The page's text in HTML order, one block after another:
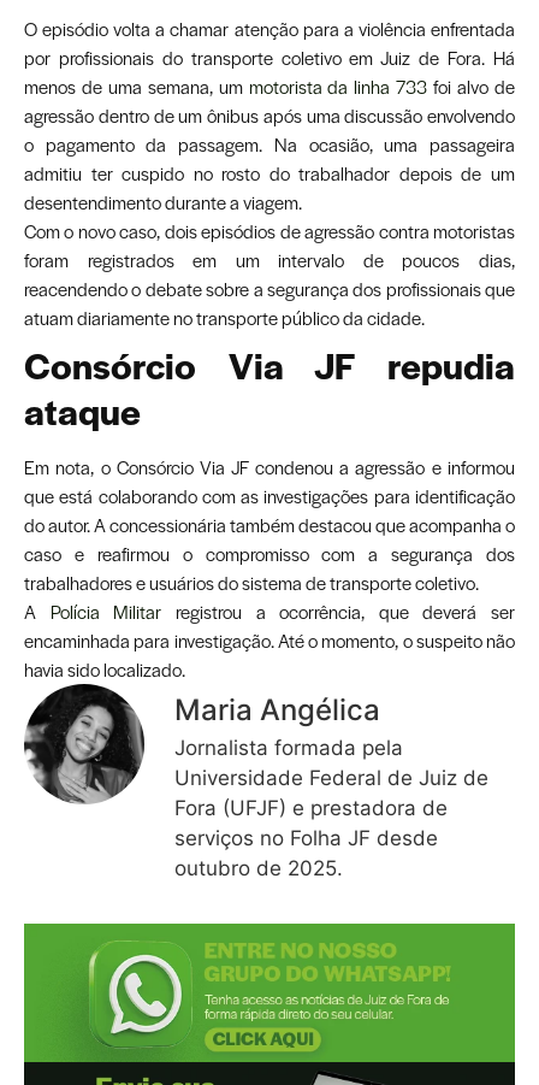
O episódio volta a chamar atenção para a violência enfrentada
por profissionais do transporte coletivo em Juiz de Fora. Há
menos de uma semana, um motorista da linha 733 foi alvo de
agressão dentro de um ônibus após uma discussão envolvendo
o pagamento da passagem. Na ocasião, uma passageira
admitiu ter cuspido no rosto do trabalhador depois de um
desentendimento durante a viagem.
Com o novo caso, dois episódios de agressão contra motoristas
foram registrados em um intervalo de poucos dias,
reacendendo o debate sobre a segurança dos profissionais que
atuam diariamente no transporte público da cidade.
Consórcio Via JF repudia
ataque
Em nota, o Consórcio Via JF condenou a agressão e informou
que está colaborando com as investigações para identificação
do autor. A concessionária também destacou que acompanha o
caso e reafirmou o compromisso com a segurança dos
trabalhadores e usuários do sistema de transporte coletivo.
A Polícia Militar registrou a ocorrência, que deverá ser
encaminhada para investigação. Até o momento, o suspeito não
havia sido localizado.
Maria Angélica
Jornalista formada pela
Universidade Federal de Juiz de
Fora (UFJF) e prestadora de
serviços no Folha JF desde
outubro de 2025.